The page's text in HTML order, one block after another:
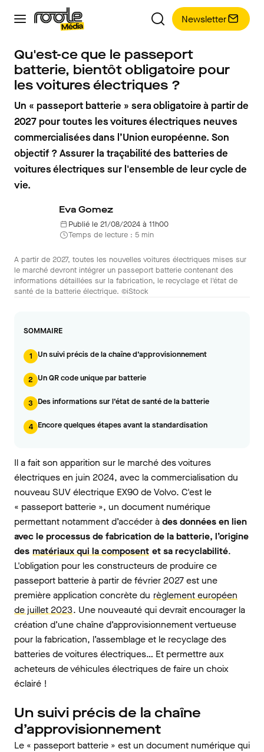
Newsletter
Qu'est-ce que le passeport
batterie, bientôt obligatoire pour
les voitures électriques ?
Un « passeport batterie » sera obligatoire à partir de
2027 pour toutes les voitures électriques neuves
commercialisées dans l’Union européenne. Son
objectif ? Assurer la traçabilité des batteries de
voitures électriques sur l'ensemble de leur cycle de
vie.
Eva Gomez
Publié le 21/08/2024 à 11h00
Temps de lecture : 5 min
A partir de 2027, toutes les nouvelles voitures électriques mises sur
le marché devront intégrer un passeport batterie contenant des
informations détaillées sur la fabrication, le recyclage et l'état de
santé de la batterie électrique. ©iStock
SOMMAIRE
1 Un suivi précis de la chaîne d’approvisionnement
2 Un QR code unique par batterie
3 Des informations sur l’état de santé de la batterie
4 Encore quelques étapes avant la standardisation
Il a fait son apparition sur le marché des voitures
électriques en juin 2024, avec la commercialisation du
nouveau SUV électrique EX90 de Volvo. C'est le
« passeport batterie », un document numérique
permettant notamment d’accéder àdes données en lien
avec le processus de fabrication de la batterie, l’origine
des matériaux qui la composent et sa recyclabilité.
L'obligation pour les constructeurs de produire ce
passeport batterie à partir de février 2027 est une
première application concrète du règlement européen
de juillet 2023. Une nouveauté qui devrait encourager la
création d’une chaîne d’approvisionnement vertueuse
pour la fabrication, l’assemblage et le recyclage des
batteries de voitures électriques… Et permettre aux
acheteurs de véhicules électriques de faire un choix
éclairé !
Un suivi précis de la chaîne
d’approvisionnement
Le « passeport batterie » est un document numérique qui